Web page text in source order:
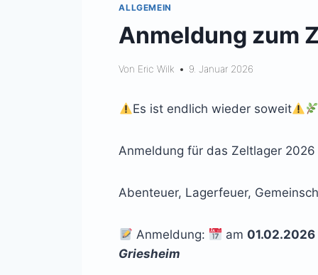
ALLGEMEIN
Anmeldung zum
Von Eric Wilk 9. Januar 2026
Es ist endlich wieder soweit
Anmeldung für das Zeltlager 2026
Abenteuer, Lagerfeuer,
Anmeldung: am 01.02.2026
Griesheim